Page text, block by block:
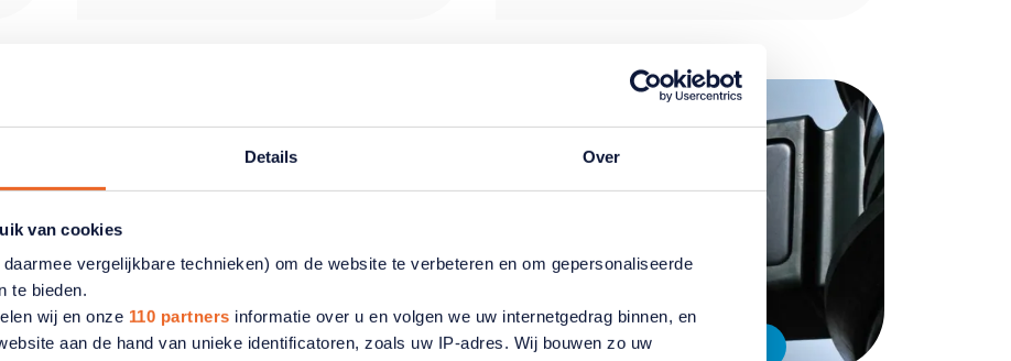
Details Over
van cookies
vergelijkbare technieken) om de website te verbeteren en om gepersonaliseerde
te bieden.
wij en onze 110 partners informatie over u en volgen we uw internetgedrag binnen, en
aan de hand van unieke identificatoren, zoals uw IP-adres. Wij bouwen zo uw
Pensioen en AOW Actief en betrokken